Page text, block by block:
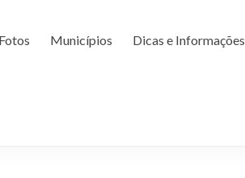
Municípios Dicas e Informações